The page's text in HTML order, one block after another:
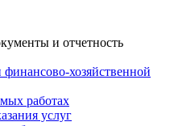
и отчетность
хозяйственной
работах
услуг